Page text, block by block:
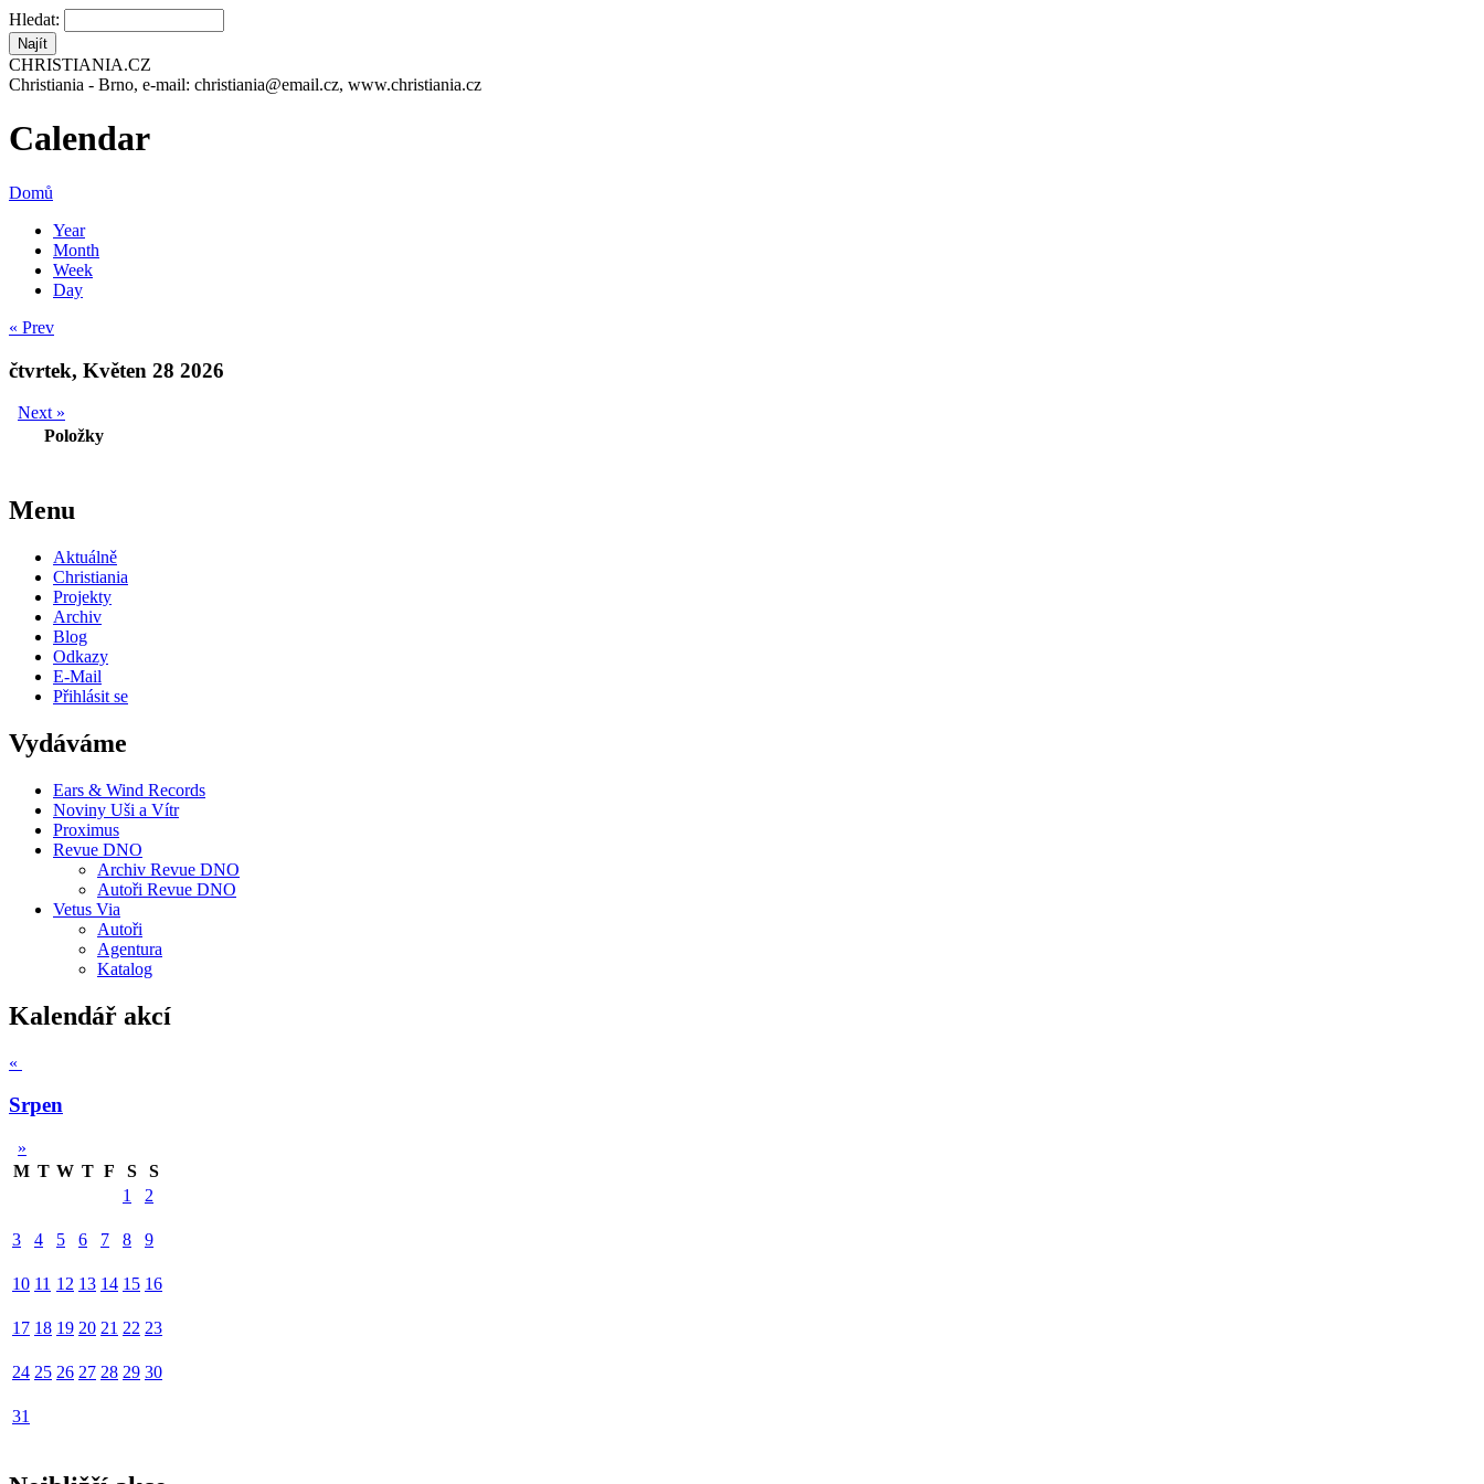
Hledat:
CHRISTIANIA.CZ
Christiania - Brno, e-mail: christiania@email.cz, www.christiania.cz
Calendar
Domů
Year
Month
Week
Day
« Prev
čtvrtek, Květen 28 2026
Next »
Položky
Menu
Aktuálně
Christiania
Projekty
Archiv
Blog
Odkazy
E-Mail
Přihlásit se
Vydáváme
Ears & Wind Records
Noviny Uši a Vítr
Proximus
Revue DNO
Archiv Revue DNO
Autoři Revue DNO
Vetus Via
Autoři
Agentura
Katalog
Kalendář akcí
«
Srpen
»
M T W T F S
S
1
2
3 4 5 6 7 8 9
10 11 12 13 14 15 16
17 18 19 20 21 22 23
24 25 26 27 28 29 30
31